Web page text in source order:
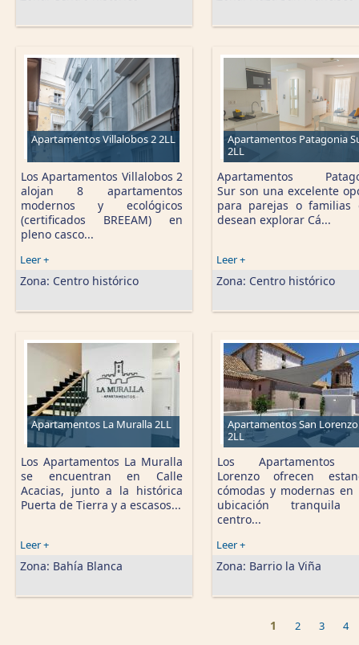
Apartamentos Villalobos 2 2LL
Los Apartamentos Villalobos 2
alojan 8 apartamentos
modernos y ecológicos
(certificados BREEAM) en
pleno casco...
Leer +
Zona: Centro histórico
Apartamentos Patagonia
2LL
Apartamentos
Sur son una excelente
para parejas o familias
desean explorar Cá...
Leer +
Zona: Centro histórico
Apartamentos La Muralla 2LL
Los Apartamentos La Muralla
se encuentran en Calle
Acacias, junto a la histórica
Puerta de Tierra y a escasos...
Leer +
Zona: Bahía Blanca
Apartamentos San Lorenzo
2LL
Los Apartamentos
Lorenzo ofrecen
cómodas y modernas en
ubicación tranquila
centro...
Leer +
Zona: Barrio la Viña
1 2 3 4